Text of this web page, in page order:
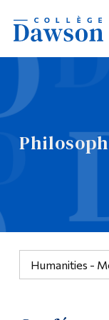
Humanities -